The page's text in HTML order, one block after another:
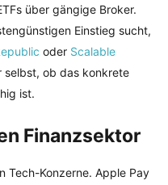
über gängige Broker.
Einstieg sucht,
oder Scalable
selbst, ob das konkrete
ist.
Finanzsektor
Tech-Konzerne. Apple Pay